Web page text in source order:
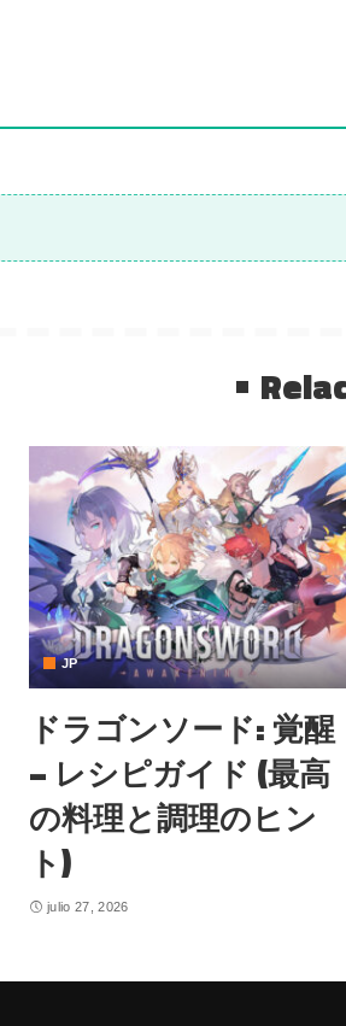
JP
ドラゴンソード: 覚醒
– レシピガイド (最高
の料理と調理のヒン
ト)
julio 27, 2026